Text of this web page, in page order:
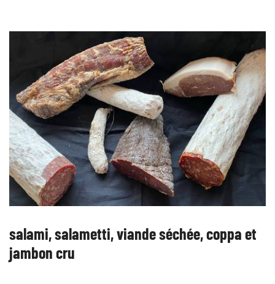
salami, salametti, viande séchée, coppa et
jambon cru